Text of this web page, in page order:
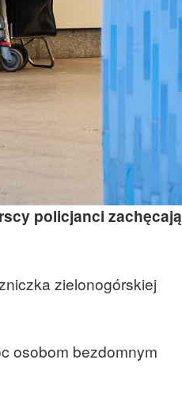
policjanci zachęcają
zielonogórskiej
osobom bezdomnym